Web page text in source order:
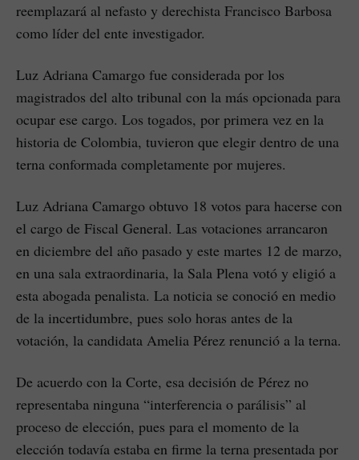
reemplazará al nefasto y derechista Francisco Barbosa
como líder del ente investigador.
Luz Adriana Camargo fue considerada por los
magistrados del alto tribunal con la más opcionada para
ocupar ese cargo. Los togados, por primera vez en la
historia de Colombia, tuvieron que elegir dentro de una
terna conformada completamente por mujeres.
Luz Adriana Camargo obtuvo 18 votos para hacerse con
el cargo de Fiscal General. Las votaciones arrancaron
en diciembre del año pasado y este martes 12 de marzo,
en una sala extraordinaria, la Sala Plena votó y eligió a
esta abogada penalista. La noticia se conoció en medio
de la incertidumbre, pues solo horas antes de la
votación, la candidata Amelia Pérez renunció a la terna.
De acuerdo con la Corte, esa decisión de Pérez no
representaba ninguna “interferencia o parálisis” al
proceso de elección, pues para el momento de la
elección todavía estaba en firme la terna presentada por